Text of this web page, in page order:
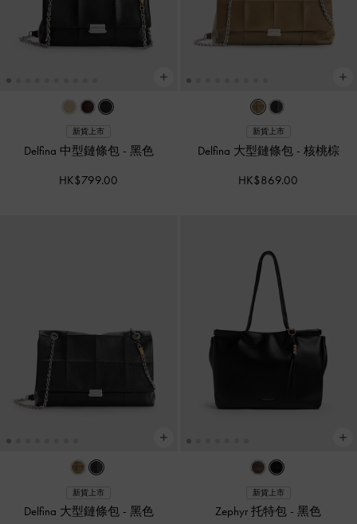
新貨上市
Delfina 中型鏈條包 - 黑色
HK$799.00
新貨上市
Delfina 大型鏈條包 - 核桃棕
HK$869.00
新貨上市
Delfina 大型鏈條包 - 黑色
新貨上市
Zephyr 托特包 -黑色